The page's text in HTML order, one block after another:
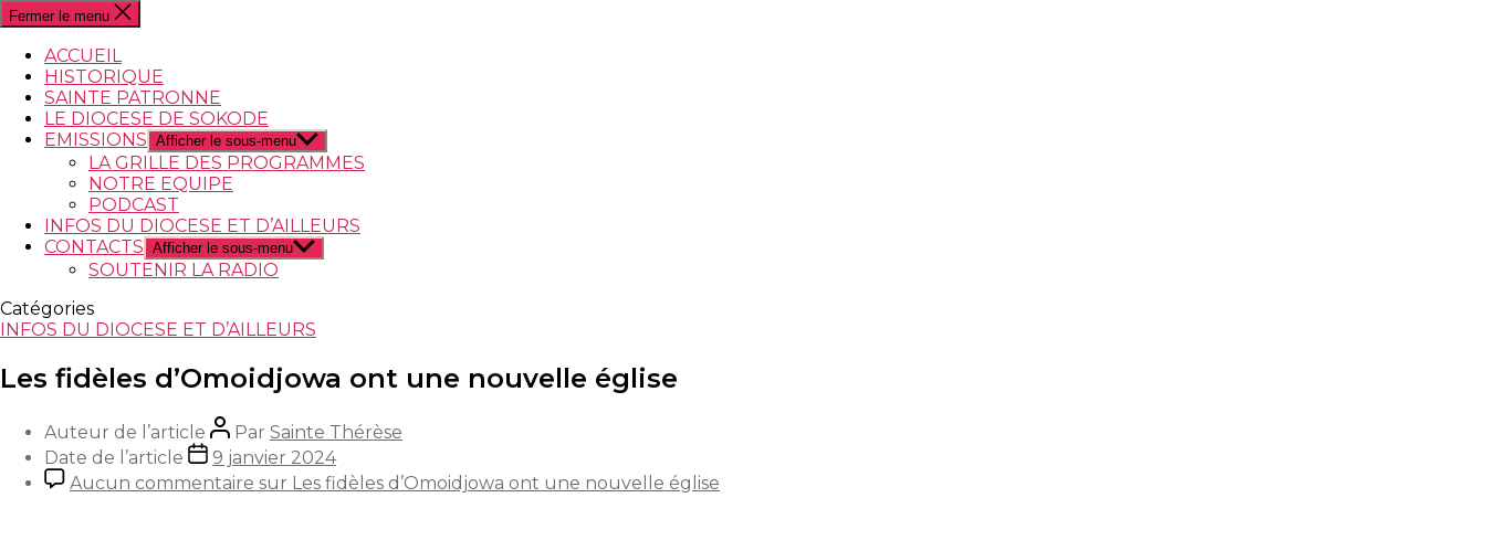
Fermer le menu
ACCUEIL
HISTORIQUE
SAINTE PATRONNE
LE DIOCESE DE SOKODE
EMISSIONS Afficher le sous-menu
LA GRILLE DES PROGRAMMES
NOTRE EQUIPE
PODCAST
INFOS DU DIOCESE ET D’AILLEURS
CONTACTS Afficher le sous-menu
SOUTENIR LA RADIO
Catégories
INFOS DU DIOCESE ET D’AILLEURS
Les fidèles d’Omoidjowa ont une nouvelle église
Auteur de l’article Par Sainte Thérèse
Date de l’article
9 janvier 2024
Aucun commentaire sur Les fidèles d’Omoidjowa ont une nouvelle église